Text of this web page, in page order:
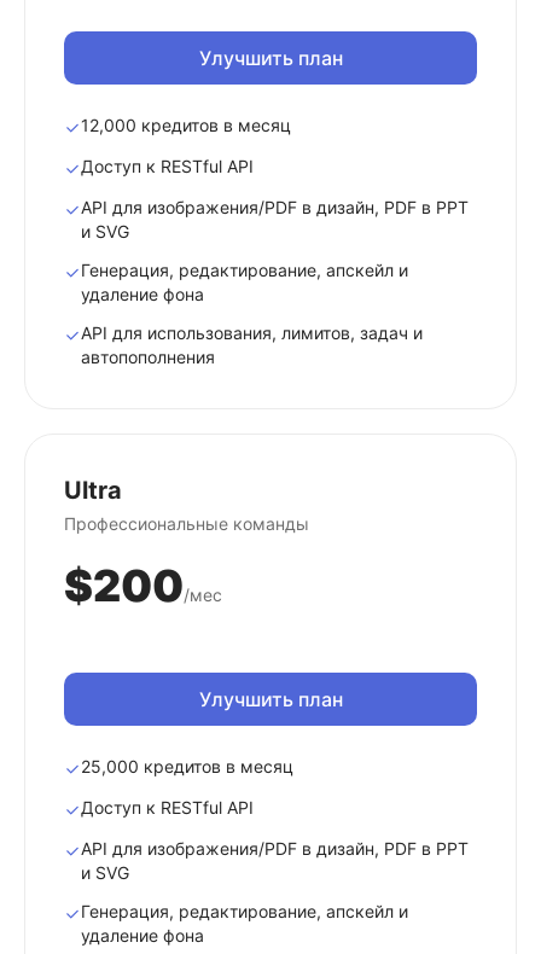
Улучшить план
12,000 кредитов в месяц
Доступ к RESTful API
API для изображения/PDF в дизайн, PDF в PPT
и SVG
Генерация, редактирование, апскейл и
удаление фона
API для использования, лимитов, задач и
автопополнения
Ultra
Профессиональные команды
$200/мес
Улучшить план
25,000 кредитов в месяц
Доступ к RESTful API
API для изображения/PDF в дизайн, PDF в PPT
и SVG
Генерация, редактирование, апскейл и
удаление фона